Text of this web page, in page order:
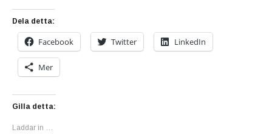
Dela detta:
Facebook Twitter LinkedIn
Mer
Gilla detta:
Laddar in …